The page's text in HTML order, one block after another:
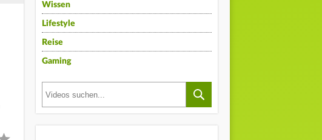
Wissen
Lifestyle
Reise
Gaming